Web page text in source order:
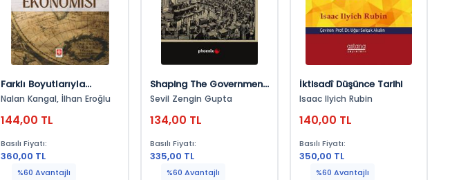
Farklı Boyutlarıyla
Özgürlük Ekonomisi
Eroğlu
Nalan Kangal, İlhan Eroğlu
144,00 TL
Basılı Fiyatı:
360,00 TL
%60 Avantajlı
Shaping The Government:
The Legacy Of Tusıad
Sevil Zengin Gupta
134,00 TL
Basılı Fiyatı:
335,00 TL
%60 Avantajlı
İktisadî Düşünce Tarihi
Isaac Ilyich Rubin
140,00 TL
Basılı Fiyatı:
350,00 TL
%60 Avantajlı